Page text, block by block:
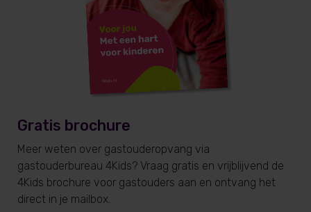
Gratis brochure
Meer weten over gastouderopvang via
gastouderbureau 4Kids? Vraag gratis en vrijblijvend de
4Kids brochure voor gastouders aan en ontvang het
direct in je mailbox.